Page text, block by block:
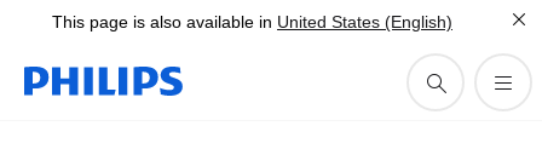
This page is also available in United States (English)